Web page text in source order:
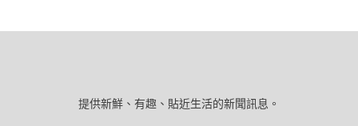
提供新鮮、有趣、貼近生活的新聞訊息。